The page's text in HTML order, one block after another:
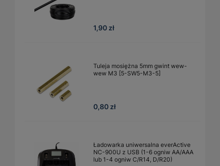
1,90 zł
Tuleja mosiężna 5mm gwint wew-
wew M3 [5-SW5-M3-5]
0,80 zł
Ładowarka uniwersalna everActive
NC-900U z USB (1-6 ogniw AA/AAA
lub 1-4 ogniw C/R14, D/R20)